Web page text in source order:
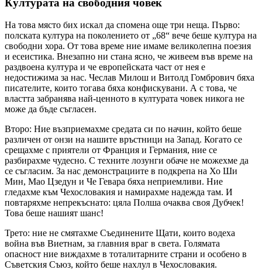
На това място бих искал да спомена още три неща. Първо:
полската култура на поколението от „68“ вече беше култура на
свободни хора. От това време ние имаме великолепна поезия
и есеистика. Внезапно ни стана ясно, че живеем във време на
раздвоена култура и че европейската част от нея е
недостижима за нас. Чеслав Милош и Витолд Гомбрович бяха
писателите, които тогава бяха конфискувани. А с това, че
властта забранява най-ценното в културата човек никога не
може да бъде съгласен.
Второ: Ние възприемахме средата си по начин, който беше
различен от онзи на нашите връстници на Запад. Когато се
срещахме с приятели от Франция и Германия, ние се
разбирахме чудесно. С техните лозунги обаче не можехме да
се съгласим. За нас демонстрациите в подкрепа на Хо Ши
Мин, Мао Цзедун и Че Гевара бяха неприемливи. Ние
гледахме към Чехословакия и намирахме надежда там. И
повтаряхме непрекъснато: цяла Полша очаква своя Дубчек!
Това беше нашият шанс!
Трето: ние не смятахме Съединените Щати, които водеха
война във Виетнам, за главния враг в света. Голямата
опасност ние виждахме в тоталитарните страни и особено в
Съветския Съюз, който беше нахлул в Чехословакия.